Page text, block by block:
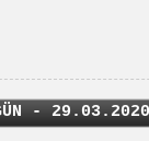
GÜN - 29.03.2020